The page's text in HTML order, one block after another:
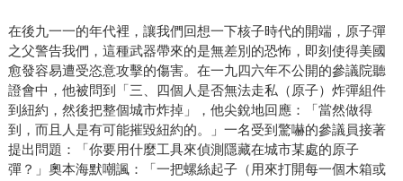
在後九一一的年代裡，讓我們回想一下核子時代的開端，原子彈
之父警告我們，這種武器帶來的是無差別的恐怖，即刻使得美國
愈發容易遭受恣意攻擊的傷害。在一九四六年不公開的參議院聽
證會中，他被問到「三、四個人是否無法走私（原子）炸彈組件
到紐約，然後把整個城市炸掉」，他尖銳地回應：「當然做得
到，而且人是有可能摧毀紐約的。」一名受到驚嚇的參議員接著
提出問題：「你要用什麼工具來偵測隱藏在城市某處的原子
彈？」奧本海默嘲諷：「一把螺絲起子（用來打開每一個木箱或